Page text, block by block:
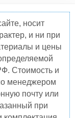
носит
и ни при
и цены
Стоимость и
менеджером
почту или
при